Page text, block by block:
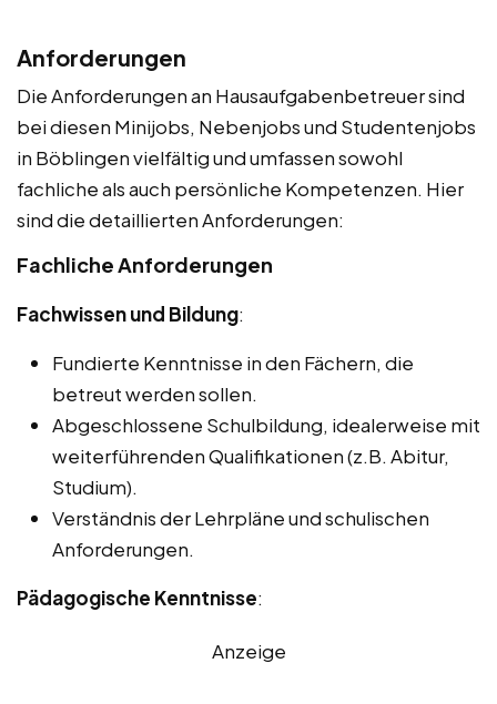
Anforderungen
Die Anforderungen an Hausaufgabenbetreuer sind
bei diesen Minijobs, Nebenjobs und Studentenjobs
in Böblingen vielfältig und umfassen sowohl
fachliche als auch persönliche Kompetenzen. Hier
sind die detaillierten Anforderungen:
Fachliche Anforderungen
Fachwissen und Bildung:
Fundierte Kenntnisse in den Fächern, die
betreut werden sollen.
Abgeschlossene Schulbildung, idealerweise mit
weiterführenden Qualifikationen (z.B. Abitur,
Studium).
Verständnis der Lehrpläne und schulischen
Anforderungen.
Pädagogische Kenntnisse:
Anzeige